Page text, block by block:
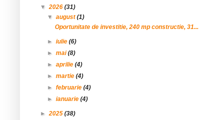
▼2026 (31)
▼august(1)
Oportunitate de investitie, 240 mp constructie, 31...
►iulie(6)
►mai(8)
►aprilie(4)
►martie(4)
►februarie(4)
►ianuarie(4)
►2025 (38)